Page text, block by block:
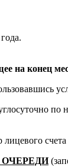
на конец
по
лицевого
ОЧЕРЕДИ